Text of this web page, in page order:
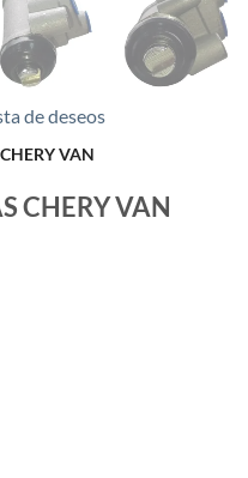
de deseos
VAN
CHERY VAN